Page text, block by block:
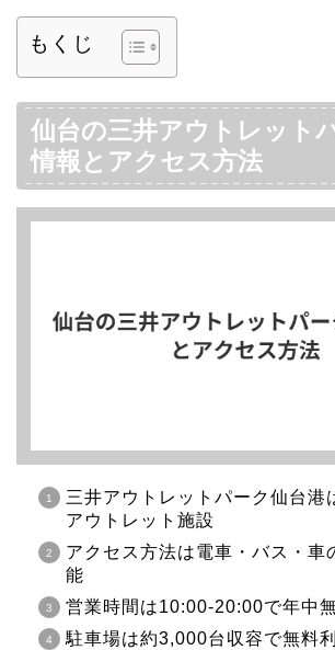
もくじ
仙台の三井アウトレット
情報とアクセス方法
三井アウトレットパーク仙台港
アウトレット施設
アクセス方法は電車・バス・車
能
営業時間は10:00-20:00で年中
駐車場は約3,000台収容で無料